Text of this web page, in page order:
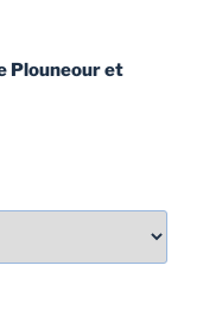
Plouneour et